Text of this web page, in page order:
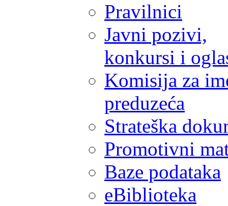
Pravilnici
Javni pozivi,
konkursi i
Komisija za
preduzeća
Strateška
Promotivni
Baze podataka
eBiblioteka